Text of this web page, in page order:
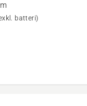
batteri)